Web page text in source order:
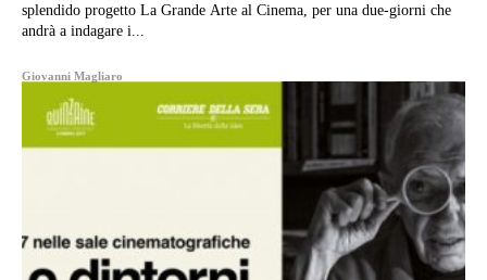
splendido progetto La Grande Arte al Cinema, per una due-giorni che
andrà a indagare i...
Giovanni Magliaro